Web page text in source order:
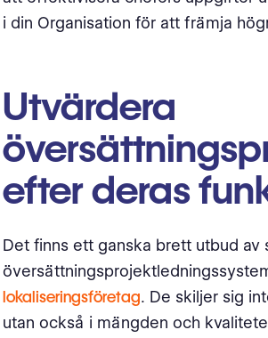
i din Organisation för att främja
Utvärdera
efter deras
Det finns ett ganska brett utbud av
lokaliseringsföretag. De skiljer sig
utan också i mängden och